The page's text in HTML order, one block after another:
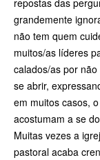
grandemente
não tem quem
muitos/as líderes
calados/as por
se abrir,
em muitos casos,
acostumam a se
Muitas vezes a
pastoral acaba